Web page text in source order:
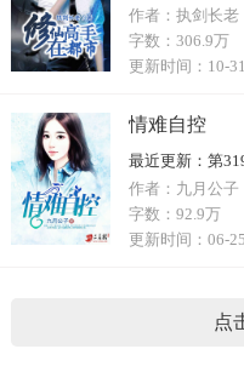
作者： 执剑长老
字数： 306.9万
更新时间： 10-
情难自控
最近更新： 第
作者： 九月公子
字数： 92.9万
更新时间： 06-
点